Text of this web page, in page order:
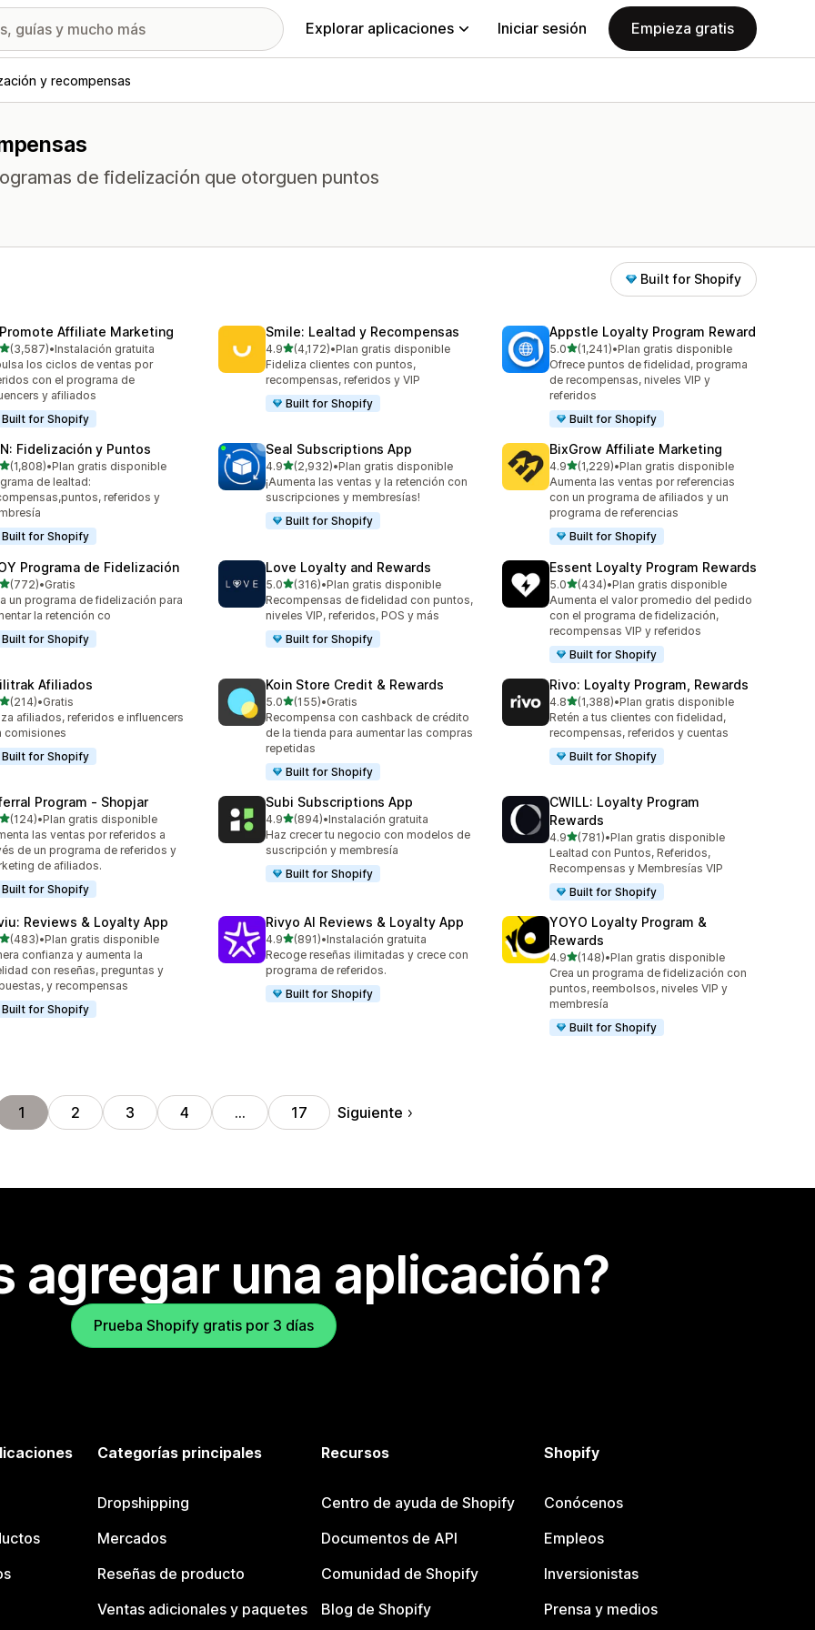
Explorar aplicaciones Iniciar sesión Empieza gratis
y recompensas
de fidelización que otorguen puntos
Built for Shopify
Affiliate Marketing
5 estrellas
(3,587)
reseñas en total
•Instalación gratuita
los ciclos de ventas por
con el programa de
y afiliados
Built for Shopify
Smile: Lealtad y Recompensas
4.9de 5 estrellas
(4,172)
4172 reseñas en total
•Plan gratis disponible
Fideliza clientes con puntos,
recompensas, referidos y VIP
Built for Shopify
Appstle Loyalty Program Reward
5.0de 5 estrellas
(1,241)
1241 reseñas en total
•Plan gratis disponible
Ofrece puntos de fidelidad, programa
de recompensas, niveles VIP y
referidos
Built for Shopify
Fidelización y Puntos
5 estrellas
(1,808)
reseñas en total
•Plan gratis disponible
de lealtad:
referidos y
Built for Shopify
Seal Subscriptions App
4.9de 5 estrellas
(2,932)
2932 reseñas en total
•Plan gratis disponible
¡Aumenta las ventas y la retención con
suscripciones y membresías!
Built for Shopify
BixGrow Affiliate Marketing
4.9de 5 estrellas
(1,229)
1229 reseñas en total
•Plan gratis disponible
Aumenta las ventas por referencias
con un programa de afiliados y un
programa de referencias
Built for Shopify
Programa de Fidelización
5 estrellas
(772)
reseñas en total
•Gratis
un programa de fidelización para
la retención co
Built for Shopify
Love Loyalty and Rewards
5.0de 5 estrellas
(316)
316 reseñas en total
•Plan gratis disponible
Recompensas de fidelidad con puntos,
niveles VIP, referidos, POS y más
Built for Shopify
Essent Loyalty Program Rewards
5.0de 5 estrellas
(434)
434 reseñas en total
•Plan gratis disponible
Aumenta el valor promedio del pedido
con el programa de fidelización,
recompensas VIP y referidos
Built for Shopify
Afiliados
5 estrellas
(214) en total
•Gratis
afiliados, referidos e influencers
comisiones
Built for Shopify
Koin Store Credit & Rewards
5.0de 5 estrellas
(155)
155 reseñas en total
•Gratis
Recompensa con cashback de crédito
de la tienda para aumentar las compras
repetidas
Built for Shopify
Rivo: Loyalty Program, Rewards
4.8de 5 estrellas
(1,388)
1388 reseñas en total
•Plan gratis disponible
Retén a tus clientes con fidelidad,
recompensas, referidos y cuentas
Built for Shopify
Program ‑ Shopjar
5 estrellas
(124)
reseñas en total
•Plan gratis disponible
las ventas por referidos a
de un programa de referidos y
de afiliados.
Built for Shopify
Subi Subscriptions App
4.9de 5 estrellas
(894)
894 reseñas en total
•Instalación gratuita
Haz crecer tu negocio con modelos de
suscripción y membresía
Built for Shopify
CWILL: Loyalty Program
Rewards
4.9de 5 estrellas
(781)
781 reseñas en total
•Plan gratis disponible
Lealtad con Puntos, Referidos,
Recompensas y Membresías VIP
Built for Shopify
Reviews & Loyalty App
5 estrellas
(483)
reseñas en total
•Plan gratis disponible
confianza y aumenta la
con reseñas, preguntas y
y recompensas
Built for Shopify
Rivyo AI Reviews & Loyalty App
4.9de 5 estrellas
(891)
891 reseñas en total
•Instalación gratuita
Recoge reseñas ilimitadas y crece con
programa de referidos.
Built for Shopify
YOYO Loyalty Program &
Rewards
4.9de 5 estrellas
(148)
148 reseñas en total
•Plan gratis disponible
Crea un programa de fidelización con
puntos, reembolsos, niveles VIP y
membresía
Built for Shopify
1 2 3 4 … 17 Siguiente
agregar una aplicación?
Prueba Shopify gratis por 3 días
Categorías principales
Dropshipping
Mercados
Reseñas de producto
Ventas adicionales y paquetes
Recursos
Centro de ayuda de Shopify
Documentos de API
Comunidad de Shopify
Blog de Shopify
Shopify
Conócenos
Empleos
Inversionistas
Prensa y medios